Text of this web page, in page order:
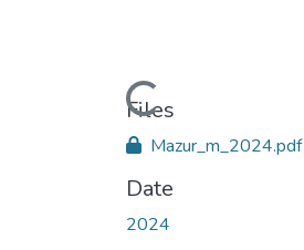
Loading...
Files
Mazur_m_2024.pdf
Date
2024